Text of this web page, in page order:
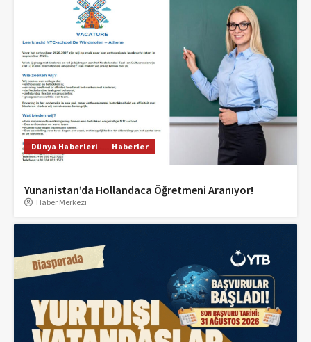
Dünya Haberleri Haberler
Yunanistan’da Hollandaca Öğretmeni Aranıyor!
Haber Merkezi